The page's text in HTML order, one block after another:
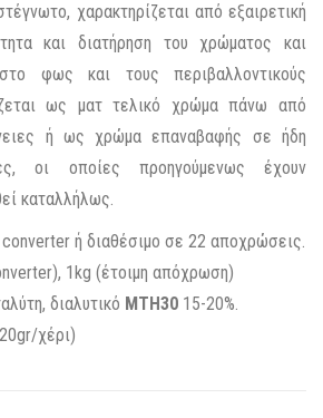
χαρακτηρίζεται από εξαιρετική
και διατήρηση του χρώματος και
φως και τους περιβαλλοντικούς
ως ματ τελικό χρώμα πάνω από
ή ως χρώμα επαναβαφής σε ήδη
οι οποίες προηγούμενως έχουν
καταλλήλως.
ή διαθέσιμο σε 22 αποχρώσεις.
1kg (έτοιμη απόχρωση)
διαλυτικό ΜΤΗ30 15-20%.
χέρι)